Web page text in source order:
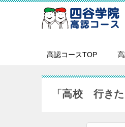
高認コースTOP
「高校 行き